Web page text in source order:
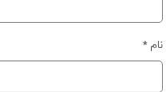
نام*